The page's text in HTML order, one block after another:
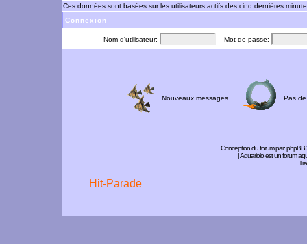
Ces données sont basées sur les utilisateurs actifs des cinq dernières
Connexion
Nom d'utilisateur: Mot de passe:
Nouveaux messages Pas
Conception du forum par:phpBB
| Aquariolo est un forum